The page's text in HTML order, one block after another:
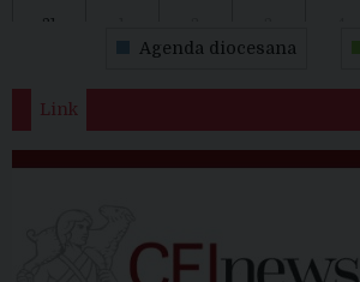
31
Agenda diocesana
Link